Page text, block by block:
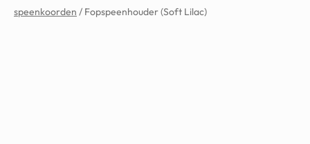
speenkoorden / Fopspeenhouder (Soft Lilac)